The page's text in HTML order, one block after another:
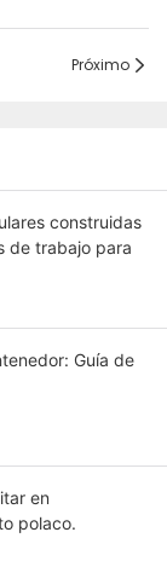
Próximo
construidas
de trabajo para
Guía de
en
polaco.